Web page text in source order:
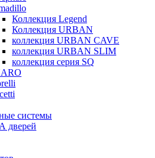
Коллекция Legend
Коллекция URBAN
коллекция URBAN CAVE
коллекция URBAN SLIM
коллекция серия SQ
системы